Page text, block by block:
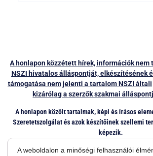
A honlapon közzétett hírek, információk nem
NSZI hivatalos álláspontját, elkészítésének
támogatása nem jelenti a tartalom NSZI
kizárólag a szerzők szakmai
A honlapon közölt tartalmak, képi és írásos
Szeretetszolgálat és azok készítőinek szellemi
képezik.
Átvételük, újra közlésük, további felhasználásuk
Máltai Szeretetszolgálat előzetes engedélye,
A weboldalon a minőségi felhasználói